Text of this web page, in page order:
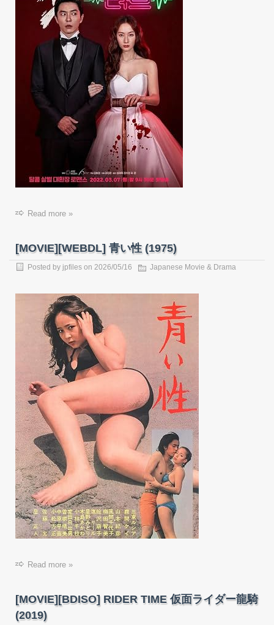
Read more »
[MOVIE][WEBDL] 青い性 (1975)
Posted by jpfiles on 2026/05/16 Japanese Movie & Drama
Read more »
[MOVIE][BDISO] RIDER TIME 仮面ライダー龍騎
(2019)